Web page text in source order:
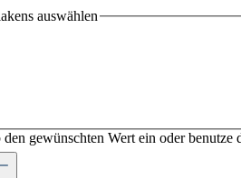
auswählen
gewünschten Wert ein oder